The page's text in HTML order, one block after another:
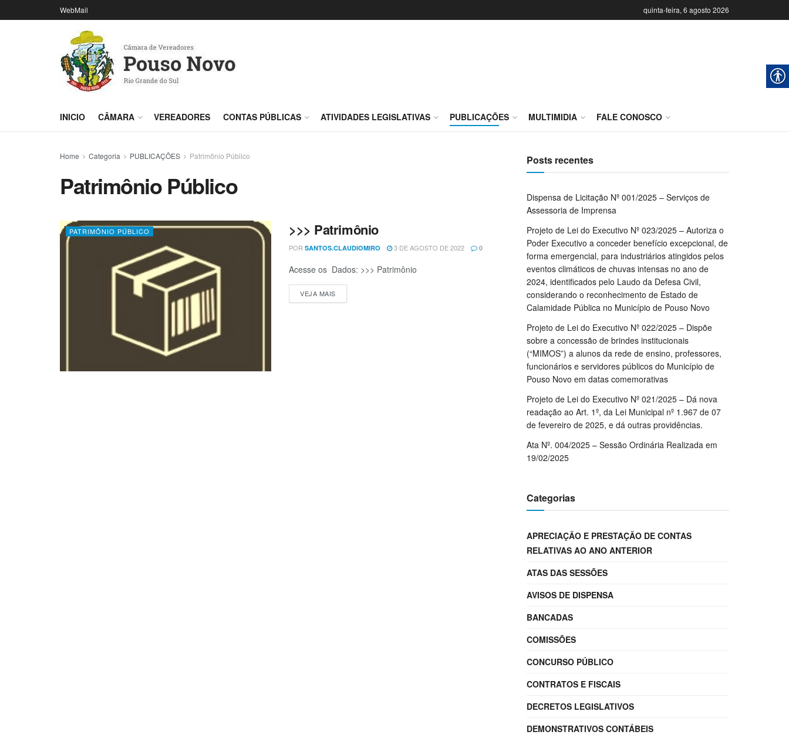
WebMail quinta-feira, 6 agosto 2026
INICIO CÂMARA VEREADORES CONTAS PÚBLICAS ATIVIDADES LEGISLATIVAS PUBLICAÇÕES MULTIMIDIA FALE CONOSCO
Home Categoria PUBLICAÇÕES Patrimônio Público
Patrimônio Público
PATRIMÔNIO PÚBLICO >>> Patrimônio
POR SANTOS.CLAUDIOMIRO 3 DE AGOSTO DE 2022 0
Acesse os Dados: >>> Patrimônio
VEJA MAIS
Posts recentes
Dispensa de Licitação Nº 001/2025 – Serviços de
Assessoria de Imprensa
Projeto de Lei do Executivo Nº 023/2025 – Autoriza o
Poder Executivo a conceder benefício excepcional, de
forma emergencial, para industriários atingidos pelos
eventos climáticos de chuvas intensas no ano de
2024, identificados pelo Laudo da Defesa Civil,
considerando o reconhecimento de Estado de
Calamidade Pública no Município de Pouso Novo
Projeto de Lei do Executivo Nº 022/2025 – Dispõe
sobre a concessão de brindes institucionais
(“MIMOS”) a alunos da rede de ensino, professores,
funcionários e servidores públicos do Município de
Pouso Novo em datas comemorativas
Projeto de Lei do Executivo Nº 021/2025 – Dá nova
readação ao Art. 1º, da Lei Municipal nº 1.967 de 07
de fevereiro de 2025, e dá outras providências.
Ata Nº. 004/2025 – Sessão Ordinária Realizada em
19/02/2025
Categorias
APRECIAÇÃO E PRESTAÇÃO DE CONTAS
RELATIVAS AO ANO ANTERIOR
ATAS DAS SESSÕES
AVISOS DE DISPENSA
BANCADAS
COMISSÕES
CONCURSO PÚBLICO
CONTRATOS E FISCAIS
DECRETOS LEGISLATIVOS
DEMONSTRATIVOS CONTÁBEIS